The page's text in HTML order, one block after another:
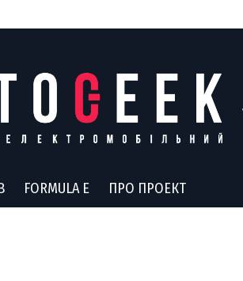
FORMULA E ПРО ПРОЕКТ